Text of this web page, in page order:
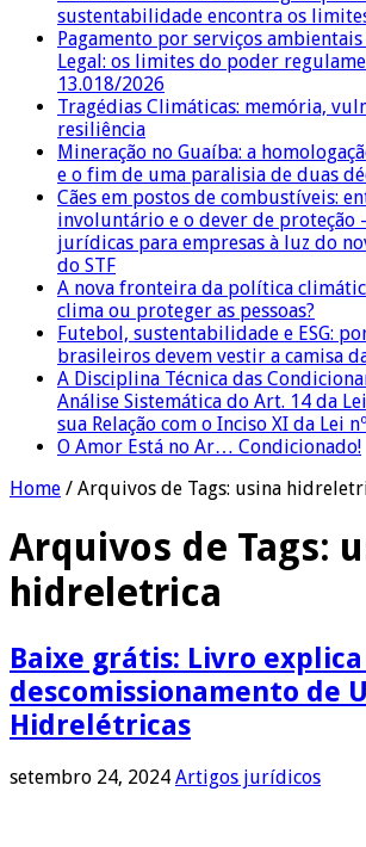
sustentabilidade encontra os
Pagamento por serviços ambientais
Legal: os limites do poder
13.018/2026
Tragédias Climáticas: memória,
resiliência
Mineração no Guaíba: a
e o fim de uma paralisia de duas
Cães em postos de combustíveis:
involuntário e o dever de proteção
jurídicas para empresas à luz do
do STF
A nova fronteira da política
clima ou proteger as pessoas?
Futebol, sustentabilidade e ESG:
brasileiros devem vestir a camisa
A Disciplina Técnica das
Análise Sistemática do Art. 14 da
sua Relação com o Inciso XI da Lei
O Amor Está no Ar… Condicionado!
Home / Arquivos de Tags: usina
Arquivos de Tags:
hidreletrica
Baixe grátis: Livro explica
descomissionamento de
Hidrelétricas
setembro 24, 2024 Artigos jurídicos